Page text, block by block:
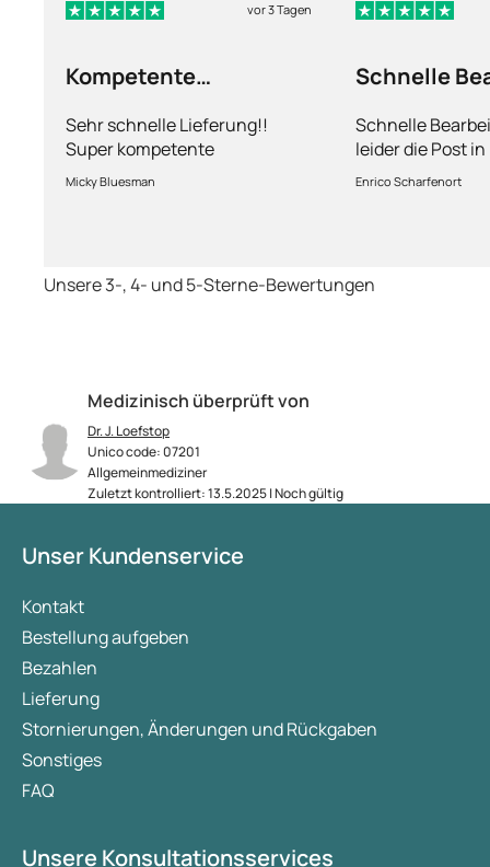
Medizinisch überprüft von
Dr. J. Loefstop
Unico code: 07201
Allgemeinmediziner
Zuletzt kontrolliert: 13.5.2025 | Noch gültig
vor 3 Tagen
Kompetente
Sehr schnelle Lieferung!!
Super kompetente
Abhandlung!
Micky Bluesman
Schnelle
Schnelle
leider die Post
kriegt es nicht
dauert obwohl
Enrico Scharfenort
Unsere 3-, 4- und 5-Sterne-Bewertungen
Unser Kundenservice
Kontakt
Bestellung aufgeben
Bezahlen
Lieferung
Stornierungen, Änderungen und Rückgaben
Sonstiges
FAQ
Unsere Konsultationsservices